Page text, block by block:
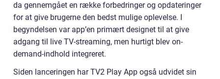
da gennemgået en række forbedringer og opdateringer
for at give brugerne den bedst mulige oplevelse. I
begyndelsen var app’en primært designet til at give
adgang til live TV-streaming, men hurtigt blev on-
demand-indhold integreret.
Siden lanceringen har TV2 Play App også udvidet sin